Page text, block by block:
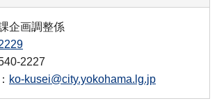
企画調整係
2227
ko-kusei@city.yokohama.lg.jp